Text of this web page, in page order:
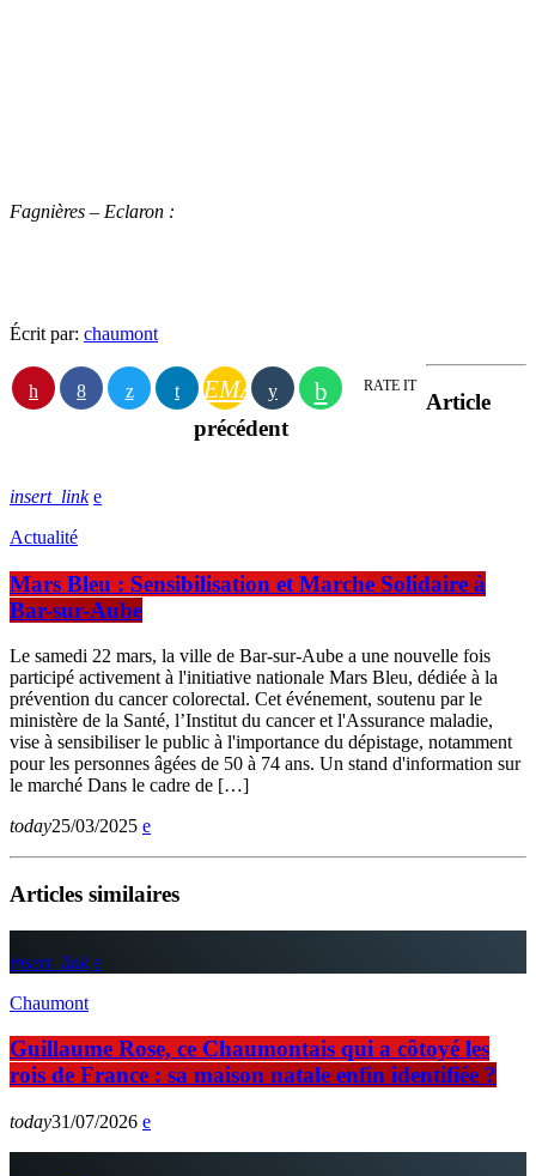
Fagnières – Eclaron :
Écrit par: chaumont
EMAIL RATE IT
Article
précédent
insert_link
Actualité
Mars Bleu : Sensibilisation et Marche Solidaire à
Bar-sur-Aube
Le samedi 22 mars, la ville de Bar-sur-Aube a une nouvelle fois
participé activement à l'initiative nationale Mars Bleu, dédiée à la
prévention du cancer colorectal. Cet événement, soutenu par le
ministère de la Santé, l’Institut du cancer et l'Assurance maladie,
vise à sensibiliser le public à l'importance du dépistage, notamment
pour les personnes âgées de 50 à 74 ans. Un stand d'information sur
le marché Dans le cadre de […]
today25/03/2025
Articles similaires
insert_link
Chaumont
Guillaume Rose, ce Chaumontais qui a côtoyé les
rois de France : sa maison natale enfin identifiée ?
today31/07/2026